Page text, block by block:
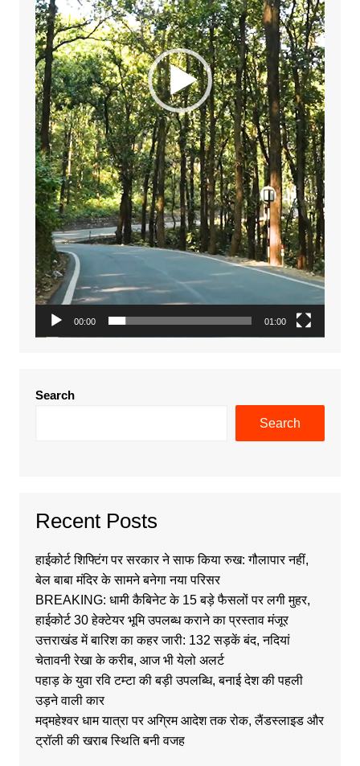
00:00 01:00
Search
Search
Recent Posts
हाईकोर्ट शिफ्टिंग पर सरकार ने साफ किया रुख: गौलापार नहीं,
बेल बाबा मंदिर के सामने बनेगा नया परिसर
BREAKING: धामी कैबिनेट के 15 बड़े फैसलों पर लगी मुहर,
हाईकोर्ट 30 हेक्टेयर भूमि उपलब्ध कराने का प्रस्ताव मंजूर
उत्तराखंड में बारिश का कहर जारी: 132 सड़कें बंद, नदियां
चेतावनी रेखा के करीब, आज भी येलो अलर्ट
पहाड़ के युवा रवि टम्टा की बड़ी उपलब्धि, बनाई देश की पहली
उड़ने वाली कार
मद्महेश्वर धाम यात्रा पर अग्रिम आदेश तक रोक, लैंडस्लाइड और
ट्रॉली की खराब स्थिति बनी वजह